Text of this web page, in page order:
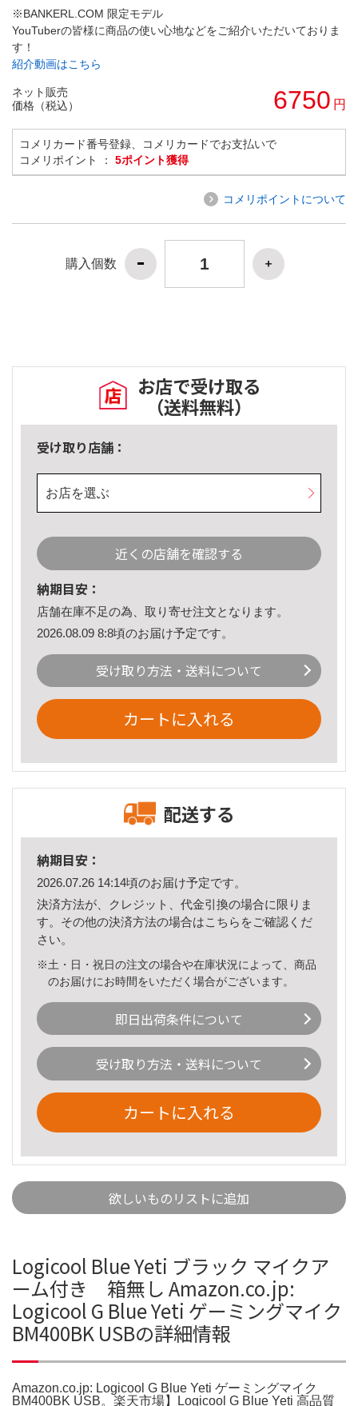
※BANKERL.COM 限定モデル
YouTuberの皆様に商品の使い心地などをご紹介いただいておりま
す！
紹介動画はこちら
ネット販売
価格（税込）
6750 円
コメリカード番号登録、コメリカードでお支払いで
コメリポイント ： 5ポイント獲得
コメリポイントについて
購入個数
お店で受け取る
（送料無料）
受け取り店舗：
お店を選ぶ
近くの店舗を確認する
納期目安：
店舗在庫不足の為、取り寄せ注文となります。
2026.08.09 8:8頃のお届け予定です。
受け取り方法・送料について
カートに入れる
配送する
納期目安：
2026.07.26 14:14頃のお届け予定です。
決済方法が、クレジット、代金引換の場合に限りま
す。その他の決済方法の場合はこちら をご確認くだ
さい。
※土・日・祝日の注文の場合や在庫状況によって、商品
のお届けにお時間をいただく場合がございます。
即日出荷条件について
受け取り方法・送料について
カートに入れる
欲しいものリストに追加
Logicool Blue Yeti ブラック マイクア
ーム付き 箱無し Amazon.co.jp:
Logicool G Blue Yeti ゲーミングマイク
BM400BK USBの詳細情報
Amazon.co.jp: Logicool G Blue Yeti ゲーミングマイク
BM400BK USB。楽天市場】Logicool G Blue Yeti 高品質